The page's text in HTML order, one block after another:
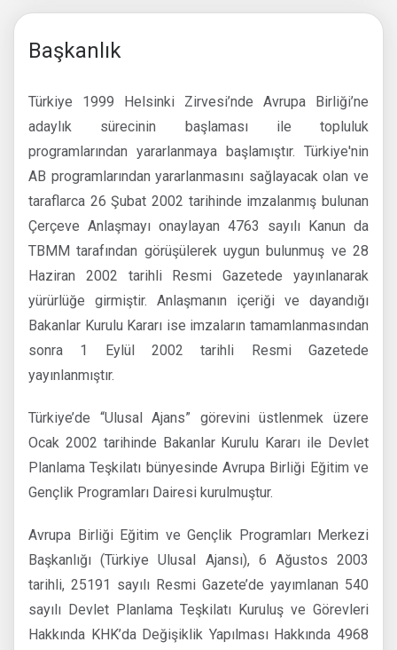
Başkanlık
Türkiye 1999 Helsinki Zirvesi’nde Avrupa Birliği’ne
adaylık sürecinin başlaması ile topluluk
programlarından yararlanmaya başlamıştır. Türkiye'nin
AB programlarından yararlanmasını sağlayacak olan ve
taraflarca 26 Şubat 2002 tarihinde imzalanmış bulunan
Çerçeve Anlaşmayı onaylayan 4763 sayılı Kanun da
TBMM tarafından görüşülerek uygun bulunmuş ve 28
Haziran 2002 tarihli Resmi Gazetede yayınlanarak
yürürlüğe girmiştir. Anlaşmanın içeriği ve dayandığı
Bakanlar Kurulu Kararı ise imzaların tamamlanmasından
sonra 1 Eylül 2002 tarihli Resmi Gazetede
yayınlanmıştır.
Türkiye’de “Ulusal Ajans” görevini üstlenmek üzere
Ocak 2002 tarihinde Bakanlar Kurulu Kararı ile Devlet
Planlama Teşkilatı bünyesinde Avrupa Birliği Eğitim ve
Gençlik Programları Dairesi kurulmuştur.
Avrupa Birliği Eğitim ve Gençlik Programları Merkezi
Başkanlığı (Türkiye Ulusal Ajansı), 6 Ağustos 2003
tarihli, 25191 sayılı Resmi Gazete’de yayımlanan 540
sayılı Devlet Planlama Teşkilatı Kuruluş ve Görevleri
Hakkında KHK’da Değişiklik Yapılması Hakkında 4968